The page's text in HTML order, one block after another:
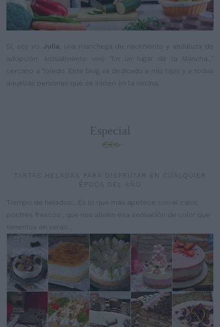
Sí, soy yo.Julia , una manchega de nacimiento y andaluza de
adopción. Actualmente vivo "En un lugar de la Mancha..."
cercano a Toledo. Este blog va dedicado a mis hijos y a todas
aquellas personas que se inicien en la cocina.
Especial
TARTAS HELADAS PARA DISFRUTAR EN CUALQUIER
ÉPOCA DEL AÑO
Tiempo de helados... Es lo que más apetece con el calor,
postres frescos , que nos alivien esa sensación de color que
tenemos en veran...